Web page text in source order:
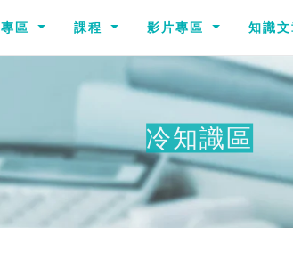
區 課程 影片專區 知識文
冷知識區